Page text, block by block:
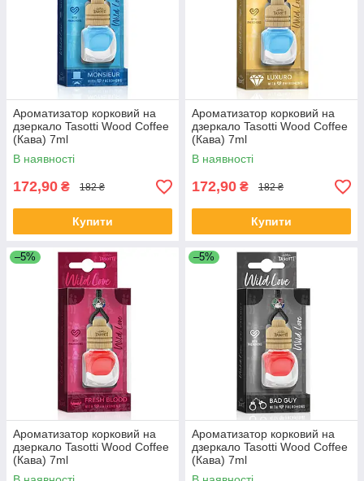
Ароматизатор корковий на
дзеркало Tasotti Wood Coffee
(Кава) 7ml
В наявності
172,90 ₴ 182 ₴
Купити
Ароматизатор корковий на
дзеркало Tasotti Wood Coffee
(Кава) 7ml
В наявності
172,90 ₴ 182 ₴
Купити
–5%
Ароматизатор корковий на
дзеркало Tasotti Wood Coffee
(Кава) 7ml
–5%
Ароматизатор корковий на
дзеркало Tasotti Wood Coffee
(Кава) 7ml